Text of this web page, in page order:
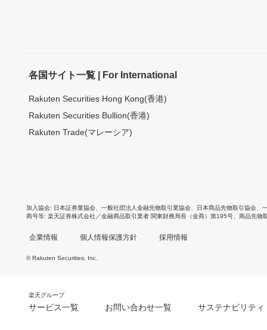
各国サイト一覧 | For International
Rakuten Securities Hong Kong(香港)
Rakuten Securities Bullion(香港)
Rakuten Trade(マレーシア)
加入協会 日本証券業協会 一般社団法人金融先物取引業協会 日本商品先物取引協会
商号等 楽天証券株式会社／金融商品取引業者 関東財務局長（金商）第195号、商品先物
企業情報 個人情報保護方針 採用情報
© Rakuten Securities, Inc.
楽天グループ
サービス一覧 お問い合わせ一覧 サステナビリティ